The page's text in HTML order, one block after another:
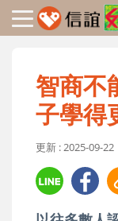
智商不
子學得
更新 : 2025-09-22